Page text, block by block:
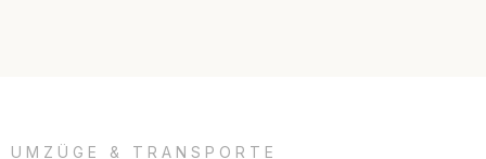
UMZÜGE & TRANSPORTE